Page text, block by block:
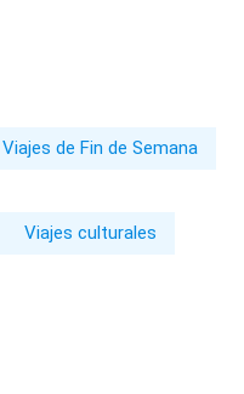
Viajes de Fin de Semana
Viajes culturales